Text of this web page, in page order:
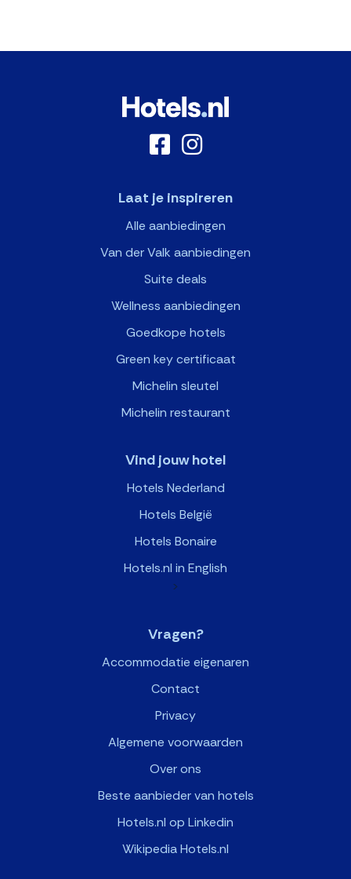
Laat je inspireren
Alle aanbiedingen
Van der Valk aanbiedingen
Suite deals
Wellness aanbiedingen
Goedkope hotels
Green key certificaat
Michelin sleutel
Michelin restaurant
Vind jouw hotel
Hotels Nederland
Hotels België
Hotels Bonaire
Hotels.nl in English
>
Vragen?
Accommodatie eigenaren
Contact
Privacy
Algemene voorwaarden
Over ons
Beste aanbieder van hotels
Hotels.nl op Linkedin
Wikipedia Hotels.nl